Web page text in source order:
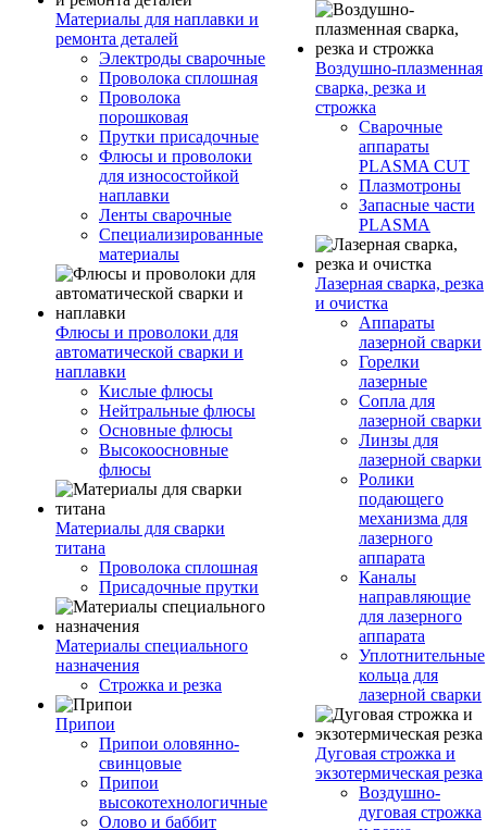
Материалы для наплавки и
ремонта деталей
Электроды сварочные
Проволока сплошная
Проволока
порошковая
Прутки присадочные
Флюсы и проволоки
для износостойкой
наплавки
Ленты сварочные
Специализированные
материалы
Флюсы и проволоки для
автоматической сварки и
наплавки
Кислые флюсы
Нейтральные флюсы
Основные флюсы
Высокоосновные
флюсы
Материалы для сварки
титана
Проволока сплошная
Присадочные прутки
Материалы специального
назначения
Строжка и резка
Припои
Припои оловянно-
свинцовые
Припои
высокотехнологичные
Олово и баббит
Воздушно-плазменная
сварка, резка и
строжка
Сварочные
аппараты
PLASMA CUT
Плазмотроны
Запасные части
PLASMA
Лазерная сварка, резка
и очистка
Аппараты
лазерной сварки
Горелки
лазерные
Сопла для
лазерной сварки
Линзы для
лазерной сварки
Ролики
подающего
механизма для
лазерного
аппарата
Каналы
направляющие
для лазерного
аппарата
Уплотнительные
кольца для
лазерной сварки
Дуговая строжка и
экзотермическая резка
Воздушно-
дуговая строжка